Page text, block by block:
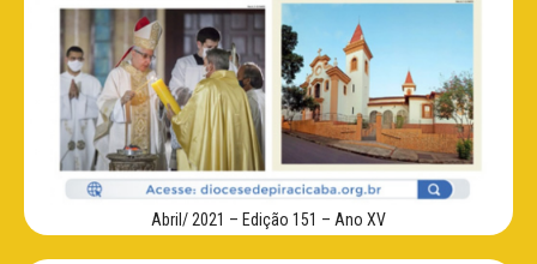
Abril/ 2021 – Edição 151 – Ano XV